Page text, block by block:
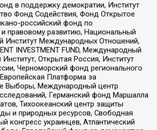
в поддержку демократии, Институт
Фонд Содействия, Фонд Открытое
российский фонд по
правовому развитию, Национальный
Институт Международных Отношений,
INVESTMENT FUND, Международный
Институт, Открытая Россия, Институт
Черноморский фонд регионального
Платформа за
Выборы, Международный центр
Германский фонд Маршалла
Тихоокеанский центр защиты
и природных ресурсов, Свободная
конгресс украинцев, Атлантический